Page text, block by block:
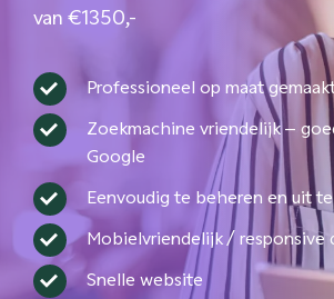
van €1350,-
Professioneel op maat
Zoekmachine vriendelijk –
Google
Eenvoudig te beheren en uit
Mobielvriendelijk / responsive
Snelle website